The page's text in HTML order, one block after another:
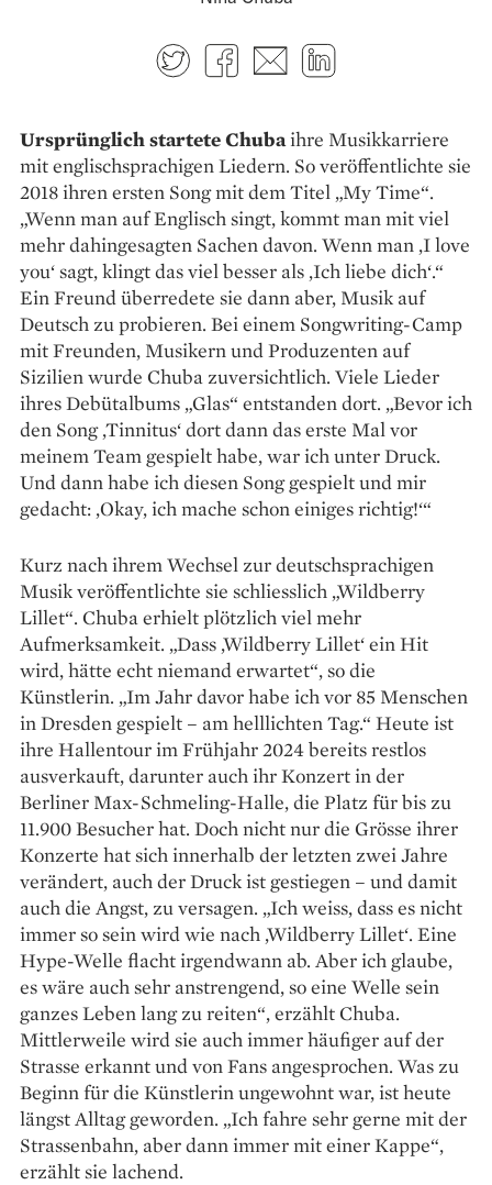
TwitterFacebook
E-mail
Ursprünglich startete Chuba ihre Musik­karriere
mit englischsprachigen Liedern. So veröffentlichte sie
2018 ihren ersten Song mit dem Titel „My Time“.
„Wenn man auf Eng­lisch singt, kommt man mit viel
mehr dahin­gesagten Sachen davon. Wenn man ‚I love
you‘ sagt, klingt das viel besser als ‚Ich liebe dich‘.“
Ein Freund überredete sie dann aber, Musik auf
Deutsch zu probieren. Bei einem Songwriting-Camp
mit Freunden, Musikern und Produzenten auf
Sizilien wurde Chuba zuversichtlich. Viele Lieder
ihres Debüt­albums „Glas“ ent­standen dort. „Bevor ich
den Song ‚Tinnitus‘ dort dann das erste Mal vor
meinem Team gespielt habe, war ich unter Druck.
Und dann habe ich diesen Song gespielt und mir
gedacht: ‚Okay, ich mache schon einiges richtig!‘“
Kurz nach ihrem Wechsel zur deutschsprachigen
Musik veröffentlichte sie schliesslich „Wildberry
Lillet“. Chuba erhielt plötzlich viel mehr
Aufmerksamkeit. „Dass ‚Wildberry Lillet‘ ein Hit
wird, hätte echt niemand erwartet“, so die
Künstlerin. „Im Jahr davor habe ich vor 85 Menschen
in Dresden gespielt – am helllichten Tag.“ Heute ist
ihre Hallentour im Frühjahr 2024 bereits restlos
ausverkauft, darunter auch ihr Konzert in der
Berliner Max-Schmeling-Halle, die Platz für bis zu
11.900 Besucher hat. Doch nicht nur die Grösse ihrer
Konzerte hat sich innerhalb der letzten zwei Jahre
verändert, auch der Druck ist gestiegen – und damit
auch die Angst, zu versagen. „Ich weiss, dass es nicht
immer so sein wird wie nach ‚Wildberry Lillet‘. Eine
Hype-Welle flacht irgendwann ab. Aber ich glaube,
es wäre auch sehr anstrengend, so eine Welle sein
ganzes Leben lang zu reiten“, erzählt Chuba.
Mittlerweile wird sie auch immer häufiger auf der
Strasse erkannt und von Fans angesprochen. Was zu
Beginn für die Künstlerin ungewohnt war, ist heute
längst Alltag ­geworden. „Ich fahre sehr gerne mit der
Strassenbahn, aber dann immer mit einer Kappe“,
erzählt sie lachend.